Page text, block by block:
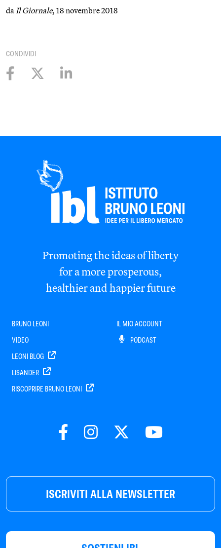
daIl Giornale, 18 novembre 2018
CONDIVIDI
ISCRIVITI ALLA NEWSLETTER
Promoting the ideas of liberty
for a more prosperous,
healthier and happier future
BRUNO LEONI
VIDEO
LEONI BLOG
LISANDER
RISCOPRIRE BRUNO LEONI
IL MIO ACCOUNT
PODCAST